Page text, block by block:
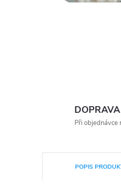
Při objednávce
POPIS